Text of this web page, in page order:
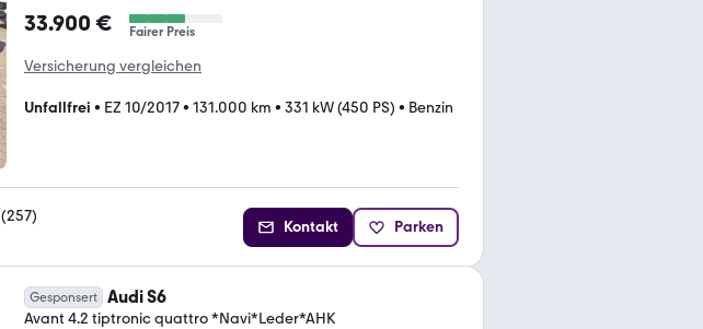
33.900 € Fairer Preis
Versicherung vergleichen
Unfallfrei • EZ 10/2017• 131.000 km • 331 kW (450 PS) • Benzin
(257)
Kontakt Parken
Gesponsert Audi S6
Avant 4.2 tiptronic quattro *Navi*Leder*AHK